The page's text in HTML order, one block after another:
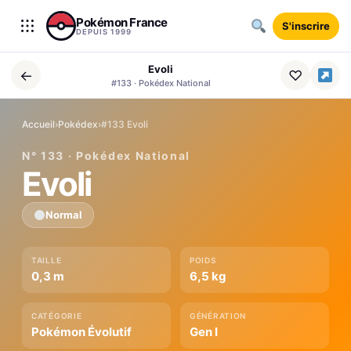
Aller au contenu
Pokémon France
DEPUIS 1999 S'inscrire
← Evoli
#133 · Pokédex National ♡
Accueil›Pokédex›#133 Evoli
N° 133 · Pokédex National
Evoli
Normal
TAILLE
0,3 m
POIDS
6,5 kg
CATÉGORIE
Pokémon Évolutif
GÉNÉRATION
Gen I